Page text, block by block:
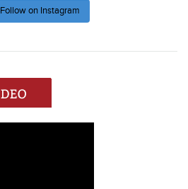
Follow on Instagram